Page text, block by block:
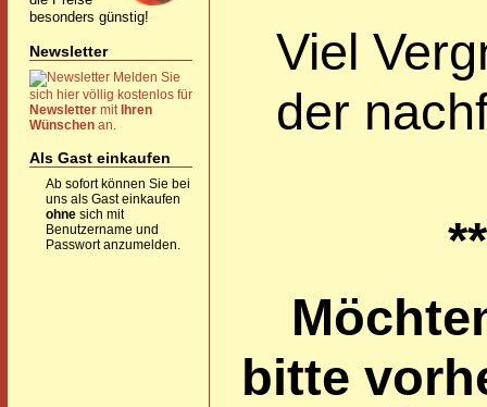
besonders günstig!
Newsletter
Melden Sie
sich hier völlig kostenlos für
Newsletter mit Ihren
Wünschen an.
Als Gast einkaufen
Ab sofort können Sie bei
uns als Gast einkaufen
ohne sich mit
Benutzername und
Passwort anzumelden.
Viel
der
bitte